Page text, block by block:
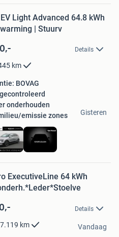
Light Advanced 64.8 kWh
| Stuurv
Details
km
BOVAG
onderhouden
emissie zones
Gisteren
ExecutiveLine 64 kWh
Details
km Vandaag